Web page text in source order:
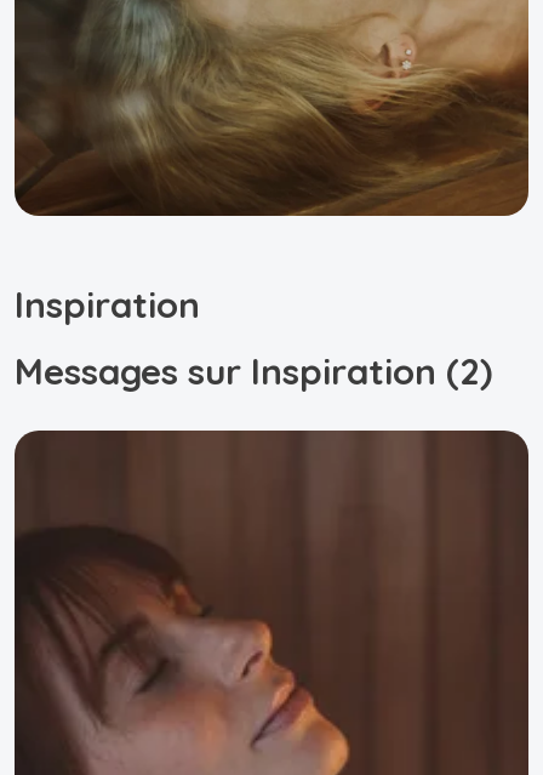
Inspiration
Messages sur Inspiration (2)